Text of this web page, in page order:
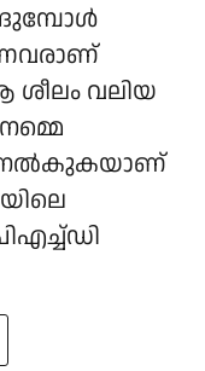
വലിയ
നൽകുകയാണ്